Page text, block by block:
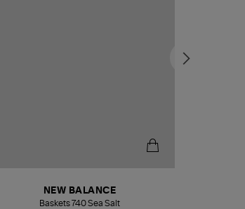
NEW BALANCE
Baskets 740 Sea Salt